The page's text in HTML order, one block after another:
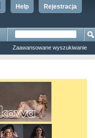
Rejestracja
Help
Zaawansowane wyszukiwanie